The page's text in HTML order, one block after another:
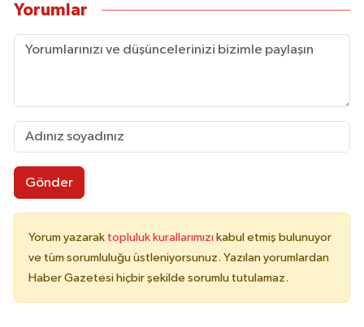
Yorumlar
Gönder
Yorum yazarak topluluk kurallarımızı kabul etmiş bulunuyor
ve tüm sorumluluğu üstleniyorsunuz. Yazılan yorumlardan
Haber Gazetesi hiçbir şekilde sorumlu tutulamaz.